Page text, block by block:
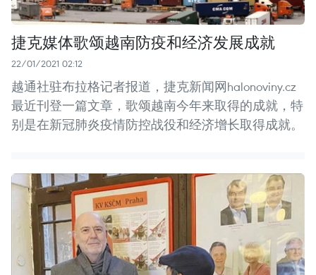
捷克媒体歌颂越南防疫和经济发展成就
22/01/2021 02:12
越通社驻布拉格记者报道，捷克新闻网halonoviny.cz
最近刊登一篇文章，歌颂越南今年来取得的成就，特
别是在新冠肺炎疫情防控战役和经济增长取得成就。